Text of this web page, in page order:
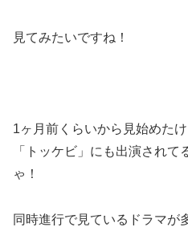
見てみたいですね！
1ヶ月前くらいから見始めた
「トッケビ」にも出演され
ゃ！
同時進行で見ているドラマが